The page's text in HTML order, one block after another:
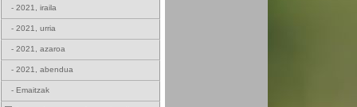
- 2021, iraila
- 2021, urria
- 2021, azaroa
- 2021, abendua
- Emaitzak